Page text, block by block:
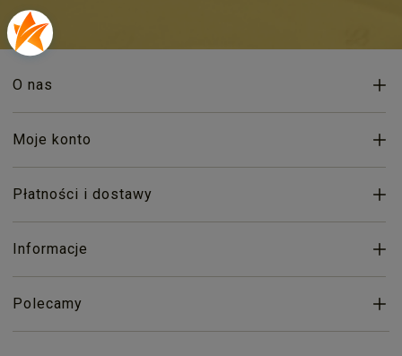
O nas
Moje konto
Płatności i dostawy
Informacje
Polecamy